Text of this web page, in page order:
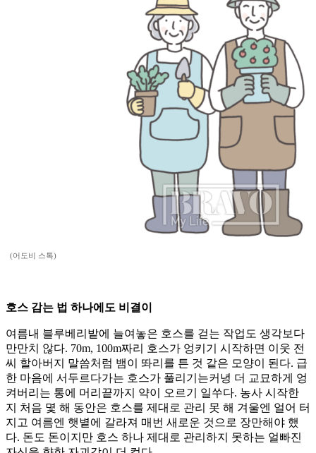
(어도비 스톡)
호스 감는 법 하나에도 비결이
여름내 블루베리밭에 늘여놓은 호스를 걷는 작업도 생각보다
만만치 않다. 70m, 100m짜리 호스가 엉키기 시작하면 이웃 전
씨 할아버지 말씀처럼 뱀이 똬리를 튼 것 같은 모양이 된다. 급
한 마음에 서두르다가는 호스가 풀리기는커녕 더 교묘하게 엉
켜버리는 통에 머리끝까지 약이 오르기 일쑤다. 농사 시작한
지 처음 몇 해 동안은 호스를 제대로 관리 못 해 겨울엔 얼어 터
지고 여름엔 햇볕에 갈라져 매번 새로운 것으로 장만해야 했
다. 돈도 돈이지만 호스 하나 제대로 관리하지 못하는 얼빠진